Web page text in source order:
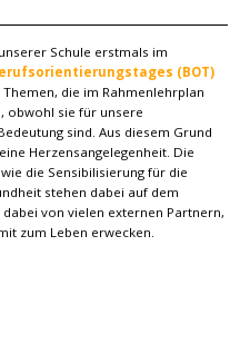
Schule erstmals im
(BOT)
die im Rahmenlehrplan
obwohl sie für unsere
sind. Aus diesem Grund
Herzensangelegenheit. Die
die Sensibilisierung für die
stehen dabei auf dem
von vielen externen Partnern,
zum Leben erwecken.